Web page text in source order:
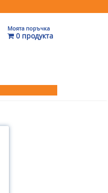
Моята поръчка
0 продукта